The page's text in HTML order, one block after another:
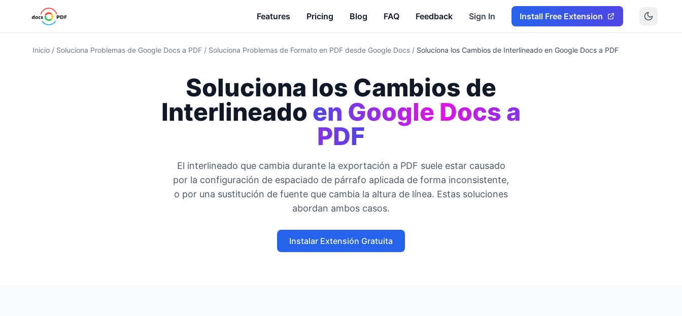
Features Pricing Blog FAQ Feedback Sign In Install Free Extension
Inicio / Soluciona Problemas de Google Docs a PDF / Soluciona Problemas de Formato en PDF desde Google Docs / Soluciona los Cambios de Interlineado en Google Docs a PDF
Soluciona los Cambios de
Interlineado en Google Docs a
PDF
El interlineado que cambia durante la exportación a PDF suele estar causado
por la configuración de espaciado de párrafo aplicada de forma inconsistente,
o por una sustitución de fuente que cambia la altura de línea. Estas soluciones
abordan ambos casos.
Instalar Extensión Gratuita